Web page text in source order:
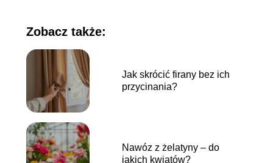
Zobacz także:
Jak skrócić firany bez ich
przycinania?
Nawóz z żelatyny – do
jakich kwiatów?